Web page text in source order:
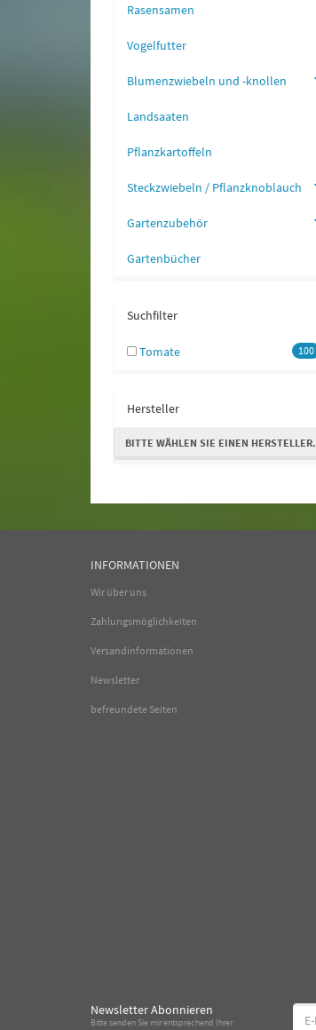
Rasensamen
Vogelfutter
Blumenzwiebeln und -knollen
Landsaaten
Pflanzkartoffeln
Steckzwiebeln / Pflanzknoblauch
Gartenzubehör
Gartenbücher
Suchfilter
100
Tomate
Hersteller
BITTE WÄHLEN SIE EINEN HERSTELLER.
INFORMATIONEN
Wir über uns
Zahlungsmöglichkeiten
Versandinformationen
Newsletter
befreundete Seiten
Newsletter Abonnieren
Bitte senden Sie mir entsprechend Ihrer
E-
Mail-